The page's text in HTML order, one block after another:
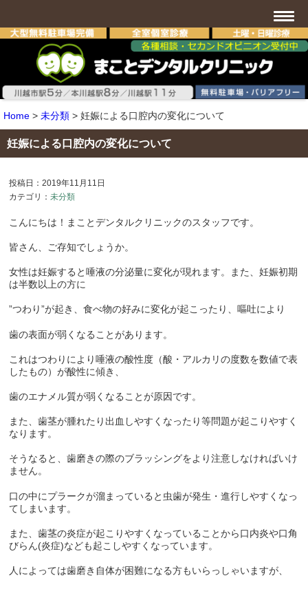
Home > 未分類 > 妊娠による口腔内の変化について
妊娠による口腔内の変化について
投稿日：2019年11月11日
カテゴリ：未分類
こんにちは！まことデンタルクリニックのスタッフです。
皆さん、ご存知でしょうか。
女性は妊娠すると唾液の分泌量に変化が現れます。また、妊娠初期
は半数以上の方に
”つわり”が起き、食べ物の好みに変化が起こったり、嘔吐により
歯の表面が弱くなることがあります。
これはつわりにより唾液の酸性度（酸・アルカリの度数を数値で表
したもの）が酸性に傾き、
歯のエナメル質が弱くなることが原因です。
また、歯茎が腫れたり出血しやすくなったり等問題が起こりやすく
なります。
そうなると、歯磨きの際のブラッシングをより注意しなければいけ
ません。
口の中にプラークが溜まっていると虫歯が発生・進行しやすくなっ
てしまいます。
また、歯茎の炎症が起こりやすくなっていることから口内炎や口角
びらん(炎症)なども起こしやすくなっています。
人によっては歯磨き自体が困難になる方もいらっしゃいますが、